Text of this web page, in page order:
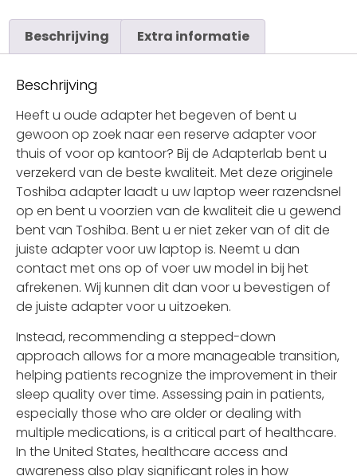
Beschrijving Extra informatie
Beschrijving
Heeft u oude adapter het begeven of bent u
gewoon op zoek naar een reserve adapter voor
thuis of voor op kantoor? Bij de Adapterlab bent u
verzekerd van de beste kwaliteit. Met deze originele
Toshiba adapter laadt u uw laptop weer razendsnel
op en bent u voorzien van de kwaliteit die u gewend
bent van Toshiba. Bent u er niet zeker van of dit de
juiste adapter voor uw laptop is. Neemt u dan
contact met ons op of voer uw model in bij het
afrekenen. Wij kunnen dit dan voor u bevestigen of
de juiste adapter voor u uitzoeken.
Instead, recommending a stepped-down
approach allows for a more manageable transition,
helping patients recognize the improvement in their
sleep quality over time. Assessing pain in patients,
especially those who are older or dealing with
multiple medications, is a critical part of healthcare.
In the United States, healthcare access and
awareness also play significant roles in how